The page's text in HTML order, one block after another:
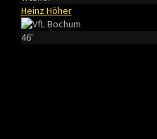
Heinz Höher
46'